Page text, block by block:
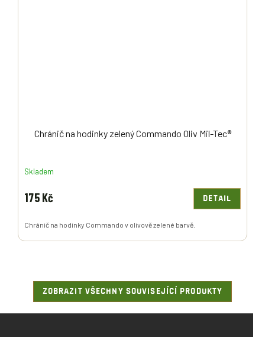
Chránič na hodinky zelený Commando Oliv Mil-Tec®
Skladem
175 Kč DETAIL
Chránič na hodinky Commando v olivově zelené barvě.
ZOBRAZIT VŠECHNY SOUVISEJÍCÍ PRODUKTY